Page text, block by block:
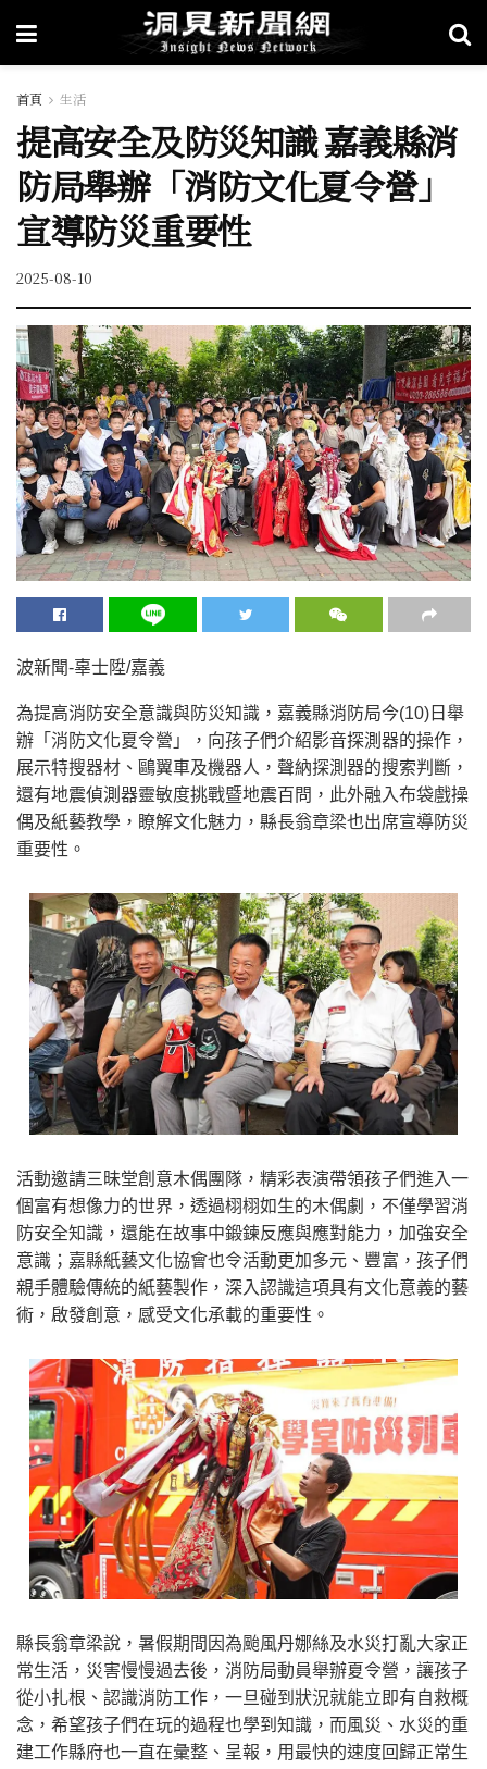
首頁 生活
提高安全及防災知識 嘉義縣消
防局舉辦「消防文化夏令營」
宣導防災重要性
2025-08-10
波新聞-辜士陞/嘉義
為提高消防安全意識與防災知識，嘉義縣消防局今(10)日舉
辦「消防文化夏令營」，向孩子們介紹影音探測器的操作，
展示特搜器材、鷗翼車及機器人，聲納探測器的搜索判斷，
還有地震偵測器靈敏度挑戰暨地震百問，此外融入布袋戲操
偶及紙藝教學，瞭解文化魅力，縣長翁章梁也出席宣導防災
重要性。
活動邀請三昧堂創意木偶團隊，精彩表演帶領孩子們進入一
個富有想像力的世界，透過栩栩如生的木偶劇，不僅學習消
防安全知識，還能在故事中鍛鍊反應與應對能力，加強安全
意識；嘉縣紙藝文化協會也令活動更加多元、豐富，孩子們
親手體驗傳統的紙藝製作，深入認識這項具有文化意義的藝
術，啟發創意，感受文化承載的重要性。
縣長翁章梁說，暑假期間因為颱風丹娜絲及水災打亂大家正
常生活，災害慢慢過去後，消防局動員舉辦夏令營，讓孩子
從小扎根、認識消防工作，一旦碰到狀況就能立即有自救概
念，希望孩子們在玩的過程也學到知識，而風災、水災的重
建工作縣府也一直在彙整、呈報，用最快的速度回歸正常生